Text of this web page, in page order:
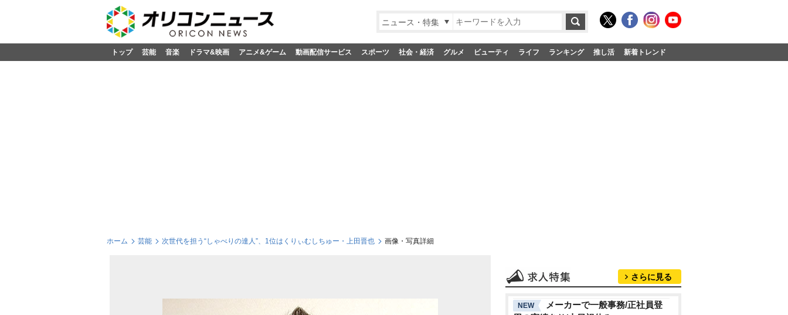
ニュース・特集
トップ 芸能 音楽 ドラマ&映画 アニメ&ゲーム 動画配信サービス スポーツ 社会・経済 グルメ ビューティ ライフ ランキング 推し活 新着トレンド
ホーム 芸能 次世代を担う“しゃべりの達人”、1位はくりぃむしちゅー・上田晋也 画像・写真詳細
さらに見る
NEW
メーカーで一般事務/正社員登